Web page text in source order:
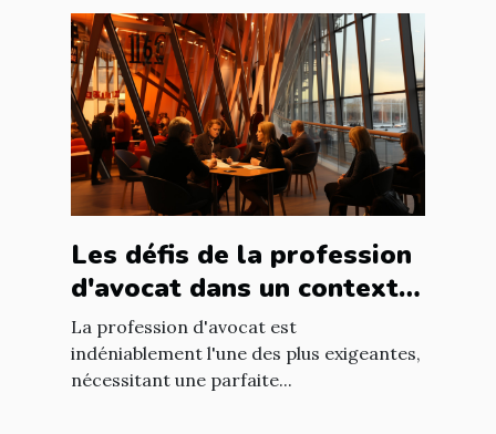
Les défis de la profession
d'avocat dans un contexte
international à Nantes
La profession d'avocat est
indéniablement l'une des plus exigeantes,
nécessitant une parfaite...